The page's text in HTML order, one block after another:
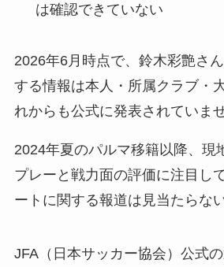
は確認できていない
2026年6月時点で、鈴木彩艶さ
する情報は本人・所属クラブ・
れからも公式に発表されていませ
2024年夏のパルマ移籍以降、現
プレーと戦力面の評価に注目し
ートに関する報道は見当たらな
JFA（日本サッカー協会）公式